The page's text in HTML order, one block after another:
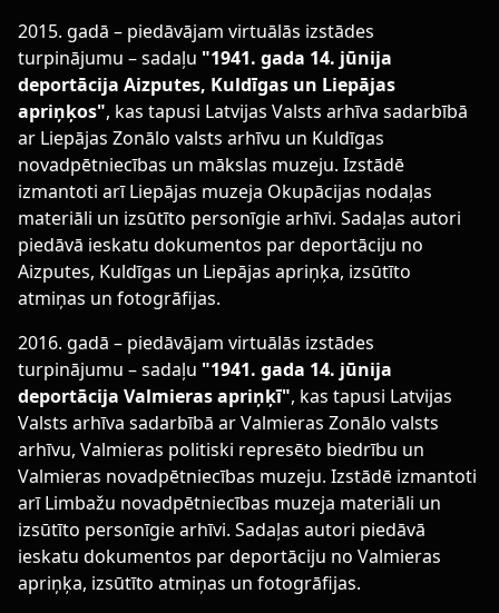
2015. gadā – piedāvājam virtuālās izstādes
turpinājumu – sadaļu "1941. gada 14. jūnija
deportācija Aizputes, Kuldīgas un Liepājas
apriņķos", kas tapusi Latvijas Valsts arhīva sadarbībā
ar Liepājas Zonālo valsts arhīvu un Kuldīgas
novadpētniecības un mākslas muzeju. Izstādē
izmantoti arī Liepājas muzeja Okupācijas nodaļas
materiāli un izsūtīto personīgie arhīvi. Sadaļas autori
piedāvā ieskatu dokumentos par deportāciju no
Aizputes, Kuldīgas un Liepājas apriņķa, izsūtīto
atmiņas un fotogrāfijas.
2016. gadā – piedāvājam virtuālās izstādes
turpinājumu – sadaļu "1941. gada 14. jūnija
deportācija Valmieras apriņķī", kas tapusi Latvijas
Valsts arhīva sadarbībā ar Valmieras Zonālo valsts
arhīvu, Valmieras politiski represēto biedrību un
Valmieras novadpētniecības muzeju. Izstādē izmantoti
arī Limbažu novadpētniecības muzeja materiāli un
izsūtīto personīgie arhīvi. Sadaļas autori piedāvā
ieskatu dokumentos par deportāciju no Valmieras
apriņķa, izsūtīto atmiņas un fotogrāfijas.